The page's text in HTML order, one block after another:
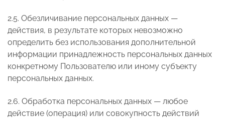
2.5. Обезличивание персональных данных —
действия, в результате которых невозможно
определить без использования дополнительной
информации принадлежность персональных данных
конкретному Пользователю или иному субъекту
персональных данных.
2.6. Обработка персональных данных — любое
действие (операция) или совокупность действий